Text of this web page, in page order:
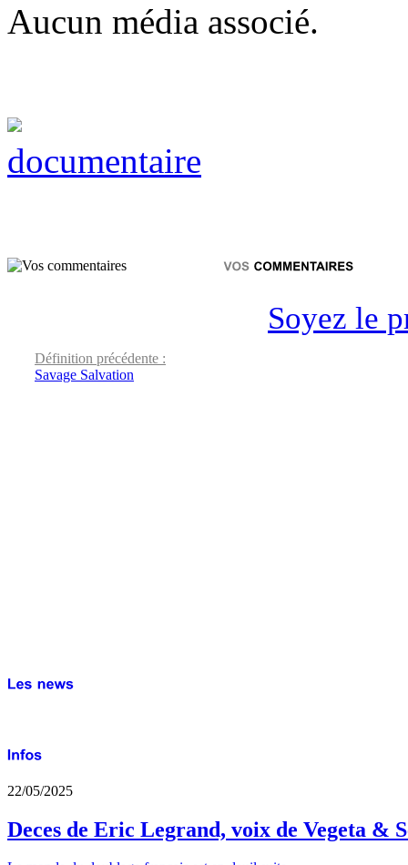
Aucun média associé.
documentaire
Soyez le
Définition précédente :
Savage Salvation
22/05/2025
Deces de Eric Legrand, voix de Vegeta &